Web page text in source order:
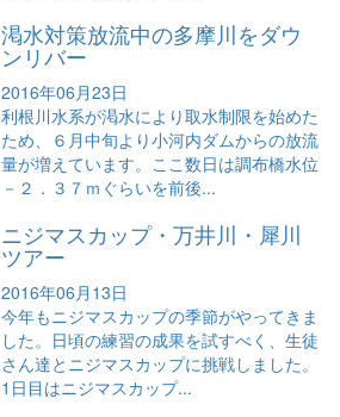
渇水対策放流中の多摩川をダウ
ンリバー
2016年06月23日
利根川水系が渇水により取水制限を始めた
ため、６月中旬より小河内ダムからの放流
量が増えています。ここ数日は調布橋水位
－２．３７ｍぐらいを前後...
ニジマスカップ・万井川・犀川
ツアー
2016年06月13日
今年もニジマスカップの季節がやってきま
した。日頃の練習の成果を試すべく、生徒
さん達とニジマスカップに挑戦しました。
1日目はニジマスカップ...